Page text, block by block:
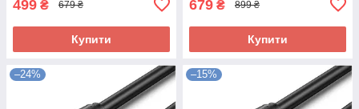
499 ₴ 679 ₴
Купити
679 ₴ 899 ₴
Купити
–24% –15%